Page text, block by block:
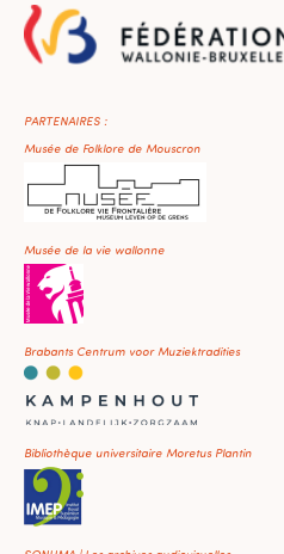
PARTENAIRES :
Musée de Folklore de Mouscron
Musée de la vie wallonne
Brabants Centrum voor Muziektradities
Bibliothèque universitaire Moretus Plantin